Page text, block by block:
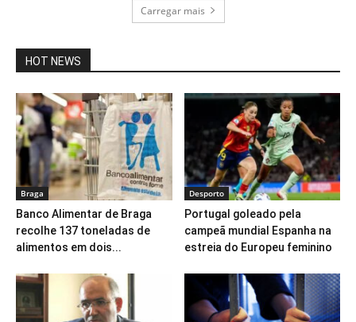
Carregar mais
HOT NEWS
Braga
Banco Alimentar de Braga
recolhe 137 toneladas de
alimentos em dois...
Desporto
Portugal goleado pela
campeã mundial Espanha na
estreia do Europeu feminino